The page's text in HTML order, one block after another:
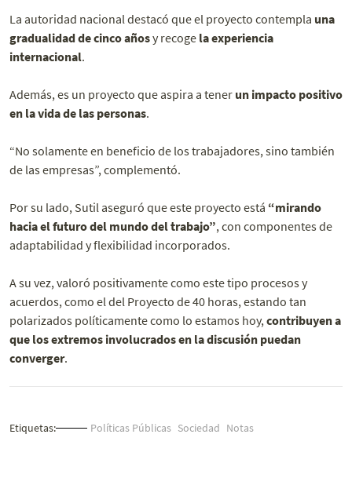
La autoridad nacional destacó que el proyecto contempla una
gradualidad de cinco añosy recoge la experiencia
internacional.
Además, es un proyecto que aspira a tener un impacto positivo
en la vida de las personas.
“No solamente en beneficio de los trabajadores, sino también
de las empresas”, complementó.
Por su lado, Sutil aseguró que este proyecto está “mirando
hacia el futuro del mundo del trabajo”, con componentes de
adaptabilidad y flexibilidad incorporados.
A su vez, valoró positivamente como este tipo procesos y
acuerdos, como el del Proyecto de 40 horas, estando tan
polarizados políticamente como lo estamos hoy,contribuyen a
que los extremos involucrados en la discusión puedan
converger.
Etiquetas: Políticas Públicas Sociedad Notas